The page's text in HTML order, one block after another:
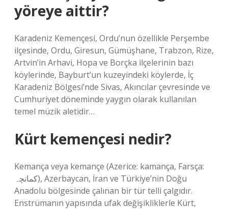
yöreye aittir?
Karadeniz Kemençesi, Ordu’nun özellikle Perşembe
ilçesinde, Ordu, Giresun, Gümüşhane, Trabzon, Rize,
Artvin’in Arhavi, Hopa ve Borçka ilçelerinin bazı
köylerinde, Bayburt’un kuzeyindeki köylerde, İç
Karadeniz Bölgesi’nde Sivas, Akıncılar çevresinde ve
Cumhuriyet döneminde yaygın olarak kullanılan
temel müzik aletidir…
Kürt kemençesi nedir?
Kemança veya kemançe (Azerice: kamança, Farsça:
کمانچہ), Azerbaycan, İran ve Türkiye’nin Doğu
Anadolu bölgesinde çalınan bir tür telli çalgıdır.
Enstrümanın yapısında ufak değişikliklerle Kürt,